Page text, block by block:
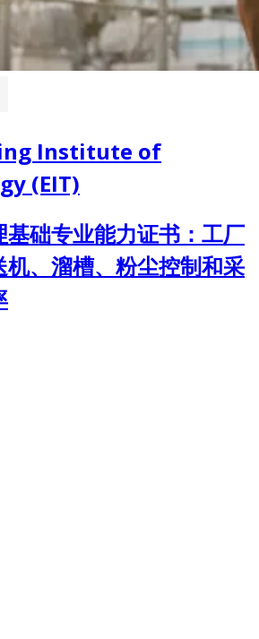
Institute of
(EIT)
基础专业能力证书：工厂
机、溜槽、粉尘控制和采